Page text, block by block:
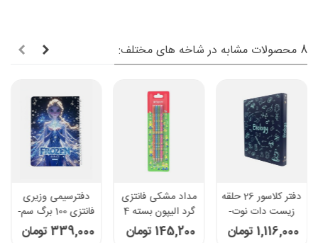
8 محصولات مشابه در شاخه های مختلف:
دفتر کلاسور 26 حلقه
زیست دات نوت-
سرمه ای
1,116,000 تومان
مداد مشکی فانتزی
گرد الیپون بسته 4
تایی - کد 8102440
145,200 تومان
دفترسیمی وزیری
فانتزی 100 برگ سم-
طرح Frozen
339,000 تومان